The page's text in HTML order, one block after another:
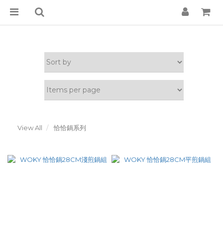
View All 恰恰鍋系列